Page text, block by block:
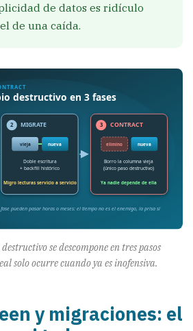
de datos es ridículo
de una caída.
se descompone en tres pasos
solo ocurre cuando ya es inofensiva.
y migraciones: el